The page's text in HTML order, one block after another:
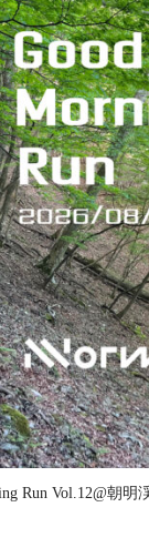
Run Vol.12@朝明